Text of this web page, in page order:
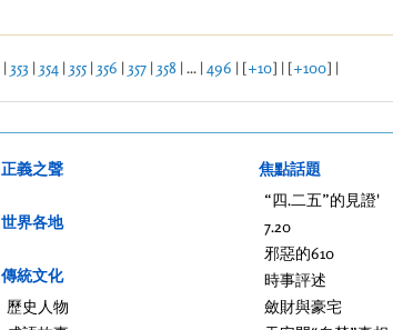
| 353 | 354 | 355| 356 | 357| 358| ... |496 | [+10] | [+100] |
正義之聲
世界各地
傳統文化
歷史人物
焦點話題
“四.二五”的見證'
7.20
邪惡的610
時事評述
斂財與豪宅